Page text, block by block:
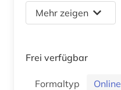
Mehr zeigen
Frei verfügbar
Formaltyp
Online